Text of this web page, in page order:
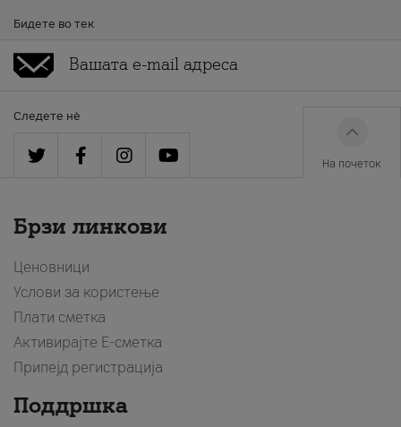
Бидете во тек
Следете нè
На почеток
Брзи линкови
Ценовници
Услови за користење
Плати сметка
Активирајте Е-сметка
Припејд регистрација
Поддршка